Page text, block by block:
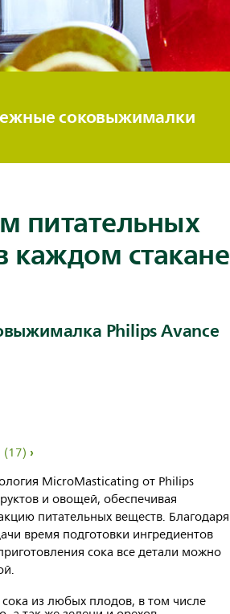
соковыжималки
питательных
каждом стакане
Philips Avance
(17)
MicroMasticating от Philips
и овощей, обеспечивая
питательных веществ. Благодаря
время подготовки ингредиентов
сока все детали можно
из любых плодов, в том числе